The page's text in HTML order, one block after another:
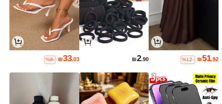
₪51.92
%12-
₪2.90
₪33.03
%8-